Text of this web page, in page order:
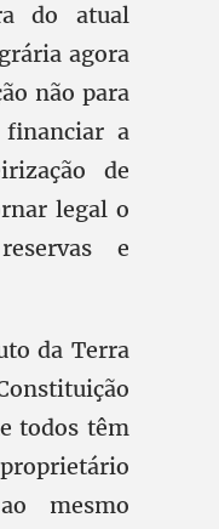
do atual
agora
não para
a
de
legal o
e
da Terra
todos têm
mesmo